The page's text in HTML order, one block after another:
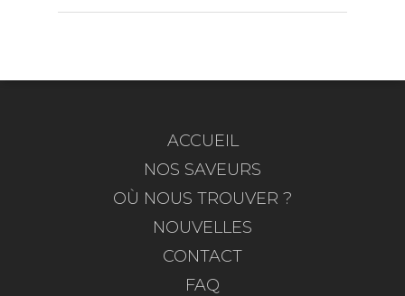
ACCUEIL
NOS SAVEURS
OÙ NOUS TROUVER ?
NOUVELLES
CONTACT
FAQ